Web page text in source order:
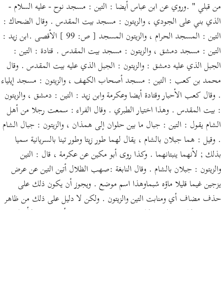
من قبلي " .وروي عن ابن عباس أيضا : التين : مسجد نوح - عليه السلام -
الذي بني على الجودي ، والزيتون : مسجد بيت المقدس . وقال الضحاك :
التين : المسجد الحرام ، والزيتون المسجد [ ص: 99 ] الأقصى .ابن زيد :
التين : مسجد دمشق ، والزيتون : مسجد بيت المقدس . قتادة : التين :
الجبل الذي عليه دمشق : والزيتون : الجبل الذي عليه بيت المقدس . وقال
محمد بن كعب : التين : مسجد أصحاب الكهف ، والزيتون : مسجد إيلياء
. وقال كعب الأحبار وقتادة أيضا وعكرمة وابن زيد : التين : دمشق ، والزيتون
: بيت المقدس . وهذا اختيار الطبري . وقال الفراء : سمعت رجلا من أهل
الشام يقول : التين : جبال ما بين حلوان إلى همذان ، والزيتون : جبال الشام
. وقيل : هما جبلان بالشام ، يقال لهما طور زيتا وطور تينا بالسريانية سميا
بذلك ; لأنهما ينبتانهما . وكذا روى أبو مكين عن عكرمة ، قال : التين
والزيتون : جبلان بالشام . وقال النابغة :صهب الظلال أتين التين عن عرض
يزجين غيما قليلا ماؤه شبماوهذا اسم موضع . ويجوز أن يكون ذلك على
حذف مضاف أي ومنابت التين والزيتون . ولكن لا دليل على ذلك من ظاهر
التنزيل ، ولا من قول من لا يجوز خلافه قاله النحاس .وأصح هذه الأقوال